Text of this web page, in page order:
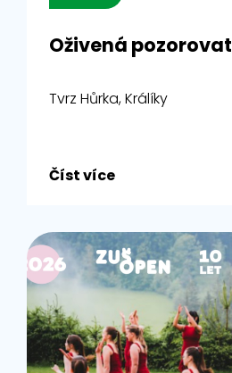
Oživená
Tvrz Hůrka, Králíky
Číst více